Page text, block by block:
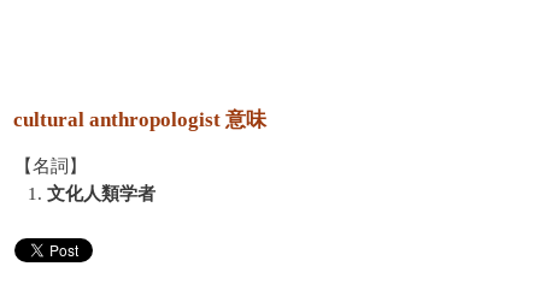
cultural anthropologist 意味
【名詞】
1. 文化人類学者